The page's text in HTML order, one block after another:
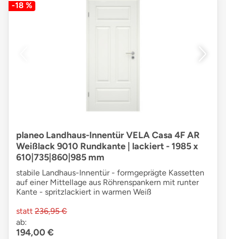
-18 %
planeo Landhaus-Innentür VELA Casa 4F AR
Weißlack 9010 Rundkante | lackiert - 1985 x
610|735|860|985 mm
stabile Landhaus-Innentür - formgeprägte Kassetten
auf einer Mittellage aus Röhrenspankern mit runter
Kante - spritzlackiert in warmen Weiß
statt 236,95 €
ab:
194,00 €